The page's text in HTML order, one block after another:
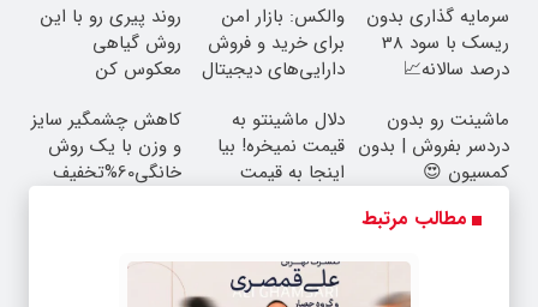
سرمایه گذاری بدون
ریسک با سود 38
درصد سالانه📈
والکس: بازار امن
برای خرید و فروش
دارایی‌های دیجیتال
روند پیری رو با این
روش گیاهی
معکوس کن
ماشینت رو بدون
دردسر بفروش | بدون
کمسیون 😍
دلال ماشینتو به
قیمت نمیخره! بیا
اینجا به قیمت
کاهش چشمگیر سایز
و وزن با یک روش
خانگی60%تخفیف
مطالب مرتبط